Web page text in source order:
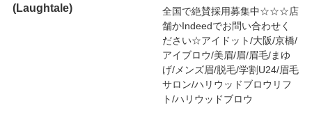
(Laughtale)
全国で絶賛採用募集中☆☆☆店
舗かIndeedでお問い合わせく
ださい☆アイドット/大阪/京橋/
アイブロウ/美眉/眉/眉毛/まゆ
げ/メンズ眉/脱毛/学割U24/眉毛
サロン/ハリウッドブロウリフ
ト/ハリウッドブロウ